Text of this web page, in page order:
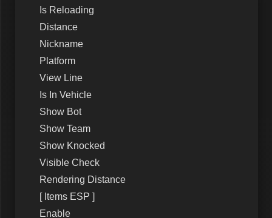
Is Reloading
Distance
Nickname
Platform
View Line
Is In Vehicle
Show Bot
Show Team
Show Knocked
Visible Check
Rendering Distance
[ Items ESP ]
Enable